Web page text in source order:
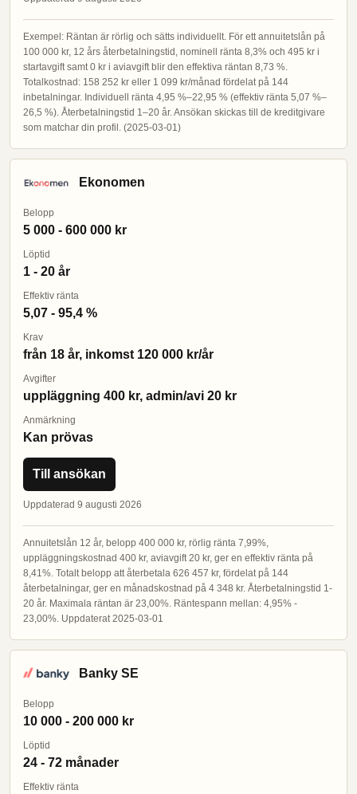
Exempel: Räntan är rörlig och sätts individuellt. För ett annuitetslån på
100 000 kr, 12 års återbetalningstid, nominell ränta 8,3% och 495 kr i
startavgift samt 0 kr i aviavgift blir den effektiva räntan 8,73 %.
Totalkostnad: 158 252 kr eller 1 099 kr/månad fördelat på 144
inbetalningar. Individuell ränta 4,95 %–22,95 % (effektiv ränta 5,07 %–
26,5 %). Återbetalningstid 1–20 år. Ansökan skickas till de kreditgivare
som matchar din profil. (2025-03-01)
Ekonomen
Belopp
5 000 - 600 000 kr
Löptid
1 - 20 år
Effektiv ränta
5,07 - 95,4 %
Krav
från 18 år, inkomst 120 000 kr/år
Avgifter
uppläggning 400 kr, admin/avi 20 kr
Anmärkning
Kan prövas
Till ansökan
Uppdaterad 9 augusti 2026
Annuitetslån 12 år, belopp 400 000 kr, rörlig ränta 7,99%,
uppläggningskostnad 400 kr, aviavgift 20 kr, ger en effektiv ränta på
8,41%. Totalt belopp att återbetala 626 457 kr, fördelat på 144
återbetalningar, ger en månadskostnad på 4 348 kr. Återbetalningstid 1-
20 år. Maximala räntan är 23,00%. Räntespann mellan: 4,95% -
23,00%. Uppdaterat 2025-03-01
Banky SE
Belopp
10 000 - 200 000 kr
Löptid
24 - 72 månader
Effektiv ränta